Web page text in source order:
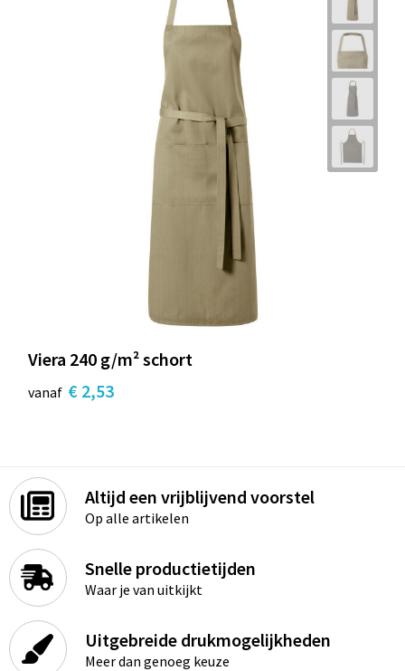
Viera 240 g/m² schort
vanaf € 2,53
Altijd een vrijblijvend voorstel
Op alle artikelen
Snelle productietijden
Waar je van uitkijkt
Uitgebreide drukmogelijkheden
Meer dan genoeg keuze